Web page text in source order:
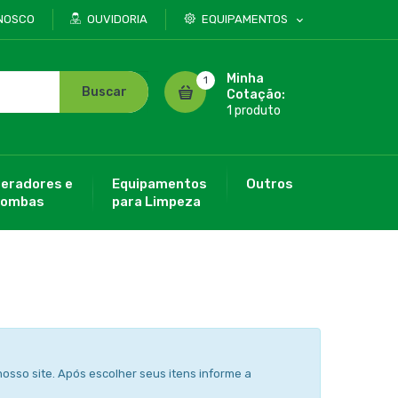
OUVIDORIA EQUIPAMENTOS
Buscar
1
Minha
Cotação:
1 produto
e
Equipamentos
para Limpeza
Outros
site. Após escolher seus itens informe a